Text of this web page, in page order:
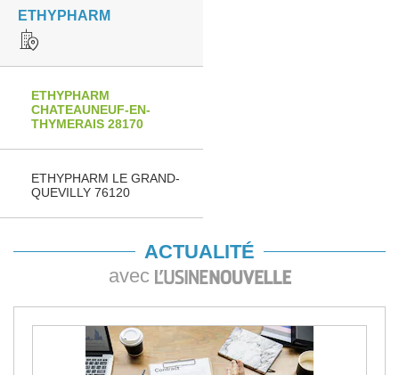
ETHYPHARM
ETHYPHARM
CHATEAUNEUF-EN-
THYMERAIS 28170
ETHYPHARM LE GRAND-
QUEVILLY 76120
ACTUALITÉ
avec